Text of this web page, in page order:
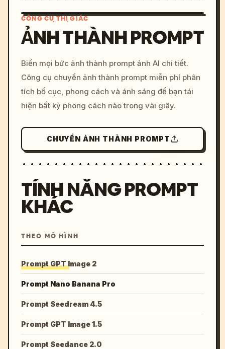
c, cyberpunk sunset, neon
colors, 8k --v 6.0
CÔNG CỤ THỊ GIÁC
ẢNH THÀNH PROMPT
Biến mọi bức ảnh thành prompt ảnh AI chi tiết.
Công cụ chuyển ảnh thành prompt miễn phí phân
tích bố cục, phong cách và ánh sáng để bạn tái
hiện bất kỳ phong cách nào trong vài giây.
CHUYỂN ẢNH THÀNH PROMPT
TÍNH NĂNG PROMPT
KHÁC
THEO MÔ HÌNH
Prompt GPT Image 2
Prompt Nano Banana Pro
Prompt Seedream 4.5
Prompt GPT Image 1.5
Prompt Seedance 2.0